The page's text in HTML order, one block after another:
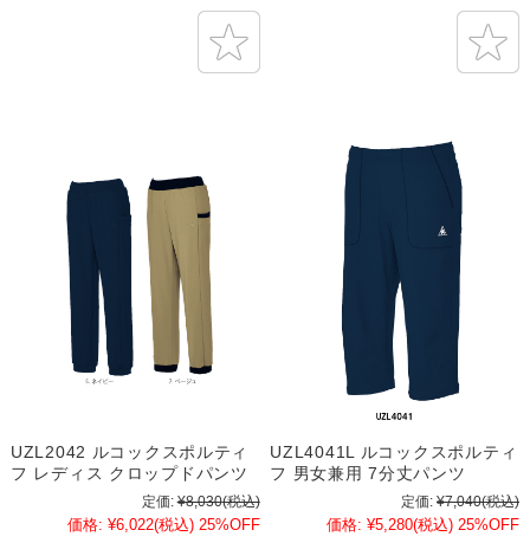
UZL2042 ルコックスポルティ
フ レディス クロップドパンツ
定価: ¥8,030(税込)
価格: ¥6,022(税込) 25%OFF
UZL4041L ルコックスポルティ
フ 男女兼用 7分丈パンツ
定価: ¥7,040(税込)
価格: ¥5,280(税込) 25%OFF